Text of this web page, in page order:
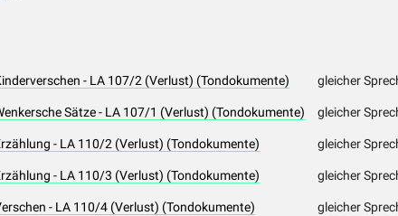
- LA 107/2 (Verlust) (Tondokumente) gleicher
Sätze - LA 107/1 (Verlust) (Tondokumente) gleicher
- LA 110/2 (Verlust) (Tondokumente) gleicher
- LA 110/3 (Verlust) (Tondokumente) gleicher
- LA 110/4 (Verlust) (Tondokumente) gleicher